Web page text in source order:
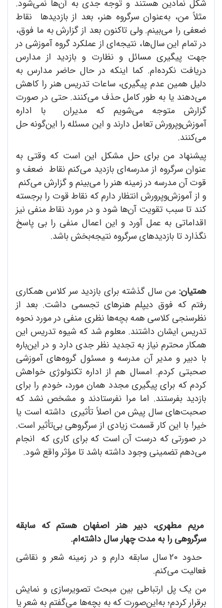
شکل نمادین هستند و توجه جدی به آن‌ها نمی‌شود.
مثلاً من، به‌عنوان سرگروه هنر، بعد از بازدید‌ها نقاط
ضعفی را می‌بینم. ولی تاکنون بعد از گزارش به ما فوق،
در تمام این سال‌ها، نتیجه‌ای از عملکرد گروه آموزشی در
جهت پیگیری مسائل و نظارت و بازدید از مدارس
دریافت نکرده‌ام. کما اینکه در حال حاضر مدارس به
دلیل همین عدم پیگیری، ساعات تدریس هنر را کاهش
می‌دهند یا به طور کامل حذف می‌کنند. حتی در صورت
گزارش متوجه می‌شویم که مدیران با اداره
آموزش‌وپرورش تعامل دارند و این مسئله را این‌گونه حل
می‌کنند.
پیشنهاد من برای حل مشکل این است که وقتی به
عنوان سرگروه از مدرسه‌ای بازدید می‌کنم نقاط ضعف و
قوت آن مدرسه در زمینه هنر را می‌بینم و گزارش می‌کنم
و از آموزش‌وپرورش انتظار دارم که نقاط قوت را برجسته
کند تا سبب تقویت آن‌ها شود و در مورد نقاط منفی نیز
اقداماتی به عمل آورد و این اعمال منفی را بی پاسخ
نگذارد تا بازدید‌های سرگروه نتیجه‌بخش باشد.
همتیان: من سال گذشته برای بازدید سر کلاس همکاری
رفتم که فوق دیپلم هنر‌های تجسمی داشت. بعد از
نظرسنجی کلاسی همه بچه‌ها نظری منفی در مورد نحوه
تدریس ایشان داشتند. معلوم شد که شیوه تدریس این
همکار محترم نیاز به تجدید نظر جدی دارد و در این‌باره
با دبیر و مدیر آن مدرسه و مسئول گروه‌های آموزشی
صحبتی کردم. امسال هم از اداره تکنولوژی خواهش
کردم که برای پیگیری مجدد همان مورد، خودم را برای
بازدید بفرستند. اما مرا نفرستادند و مشخص نشد که
صحبت‌های سال پیش من اصلاً تأثیری داشته است یا
خیر! با این کار قسمت زیادی از سرگروهی بی‌تأثیر است.
در صورتی که درست آن است که برای کاری که انجام
می‌دهم تضمینی وجود داشته باشد تا مؤثر واقع شود.
مریم مطهری، دبیر هنر اصفهان هستم که سابقه
سرگروهی را به مدت چهار سال داشته‌ام.
حدود 20 سال سابقه دارم و در زمینه شعر و نقاشی
فعالیت می‌کنم.
من یک پل ارتباطی بین مبحث تصویرسازی و نمایش
برقرار کردم؛ به‌این‌صورت که به بچه‌ها می‌گفتم به شعر یا